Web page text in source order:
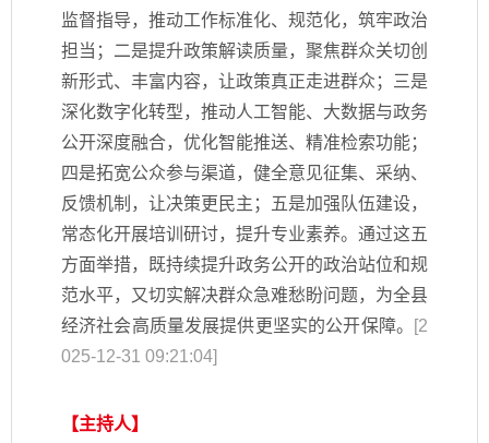
监督指导，推动工作标准化、规范化，筑牢政治
担当；二是提升政策解读质量，聚焦群众关切创
新形式、丰富内容，让政策真正走进群众；三是
深化数字化转型，推动人工智能、大数据与政务
公开深度融合，优化智能推送、精准检索功能；
四是拓宽公众参与渠道，健全意见征集、采纳、
反馈机制，让决策更民主；五是加强队伍建设，
常态化开展培训研讨，提升专业素养。通过这五
方面举措，既持续提升政务公开的政治站位和规
范水平，又切实解决群众急难愁盼问题，为全县
经济社会高质量发展提供更坚实的公开保障。
[2
025-12-31 09:21:04]
【主持人】